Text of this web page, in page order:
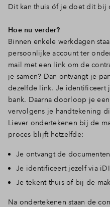
Dit kan thuis óf je doet dit bij
Hoe nu verder?
Binnen enkele werkdagen
persoonlijke account ter
mail met een link om de
je samen? Dan ontvangt je
dezelfde link. Je
bank. Daarna doorloop je
vervolgens je handtekening
Liever ondertekenen bij de
proces blijft hetzelfde:
Je ontvangt de
Je identificeert jezelf via
Je tekent thuis of bij de
Na ondertekenen staan de